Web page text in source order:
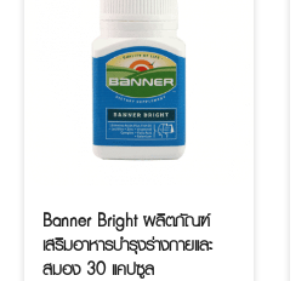
Banner Bright ผลิตภัณฑ์
เสริมอาหารบำรุงร่างกายและ
สมอง 30 แคปซูล